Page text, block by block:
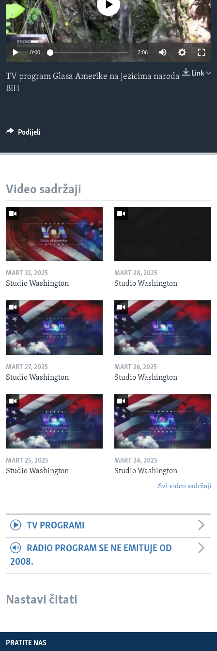
MAGAZIN
O GLASU AMERIKE
Learning English
PRATITE NAS
No media source currently available
0:00 2:06
Link
TV program Glasa Amerike na jezicima naroda
BiH
Podijeli
Video sadržaji
MART 31, 2025
Studio Washington
MART 28, 2025
Studio Washington
MART 27, 2025
Studio Washington
MART 26, 2025
Studio Washington
MART 25, 2025
Studio Washington
MART 24, 2025
Studio Washington
Svi video sadržaji
TV PROGRAMI
RADIO PROGRAM SE NE EMITUJE OD
2008.
Nastavi čitati
PRATITE NAS